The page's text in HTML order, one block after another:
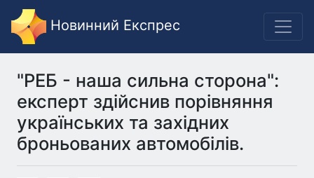
Новинний Експрес
"РЕБ - наша сильна сторона":
експерт здійснив порівняння
українських та західних
броньованих автомобілів.